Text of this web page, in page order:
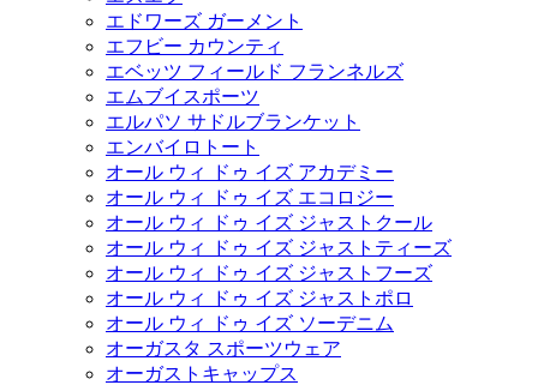
エドワーズ ガーメント
エフビー カウンティ
エベッツ フィールド フランネルズ
エムブイスポーツ
エルパソ サドルブランケット
エンバイロトート
オール ウィ ドゥ イズ アカデミー
オール ウィ ドゥ イズ エコロジー
オール ウィ ドゥ イズ ジャストクール
オール ウィ ドゥ イズ ジャストティーズ
オール ウィ ドゥ イズ ジャストフーズ
オール ウィ ドゥ イズ ジャストポロ
オール ウィ ドゥ イズ ソーデニム
オーガスタ スポーツウェア
オーガストキャップス